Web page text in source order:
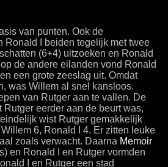
van punten. Ook de
Ronald I beiden tegelijk met twee
(6+4) uitzoeken en Ronald
de andere eilanden vond Ronald
een grote zeeslag uit. Omdat
was Willem al snel kansloos.
van Rutger aan te vallen. De
eerder aan de beurt was,
wist Rutger gemakkelijk
6, Ronald I 4. Er zitten leuke
zoals verwacht. Daarna Memoir
en Ronald I en Rutger vormden
I en Rutger een stad